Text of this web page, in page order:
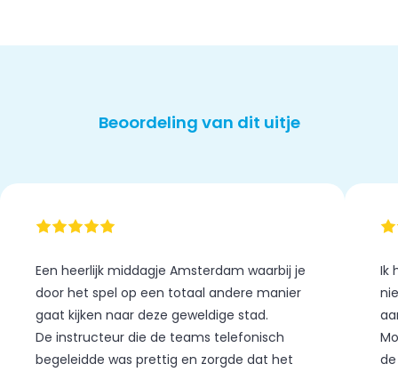
Beoordeling van dit uitje
Een heerlijk middagje Amsterdam waarbij je
door het spel op een totaal andere manier
gaat kijken naar deze geweldige stad.
De instructeur die de teams telefonisch
begeleidde was prettig en zorgde dat het
Ik